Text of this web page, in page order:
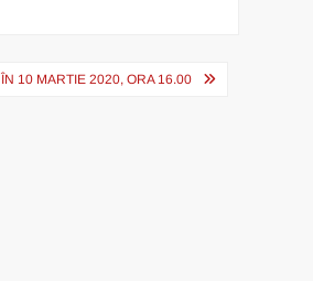
10 MARTIE 2020, ORA 16.00